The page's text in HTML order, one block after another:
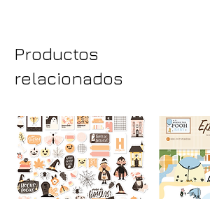
Productos
relacionados